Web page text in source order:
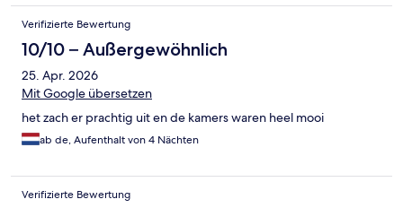
Verifizierte Bewertung
10/10 – Außergewöhnlich
25. Apr. 2026
Mit Google übersetzen
het zach er prachtig uit en de kamers waren heel mooi
ab de, Aufenthalt von 4 Nächten
Verifizierte Bewertung